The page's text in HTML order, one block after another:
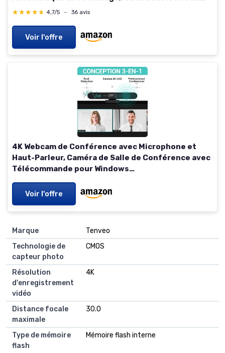
Bruit, Microsoft Teams, Zoom, Google Meet,
★★★★★
★★★★★ 4,7/5 — 36 avis
Voir l'offre
4K Webcam de Conférence avec Microphone et
Haut-Parleur, Caméra de Salle de Conférence avec
Télécommande pour Windows
Streaming/Zoom/Skype/Teams SeeUp4c-EU
Voir l'offre
Marque
Tenveo
Technologie de
capteur photo
CMOS
Résolution
d'enregistrement
vidéo
4K
Distance focale
maximale
30.0
Type de mémoire
flash
Mémoire flash interne